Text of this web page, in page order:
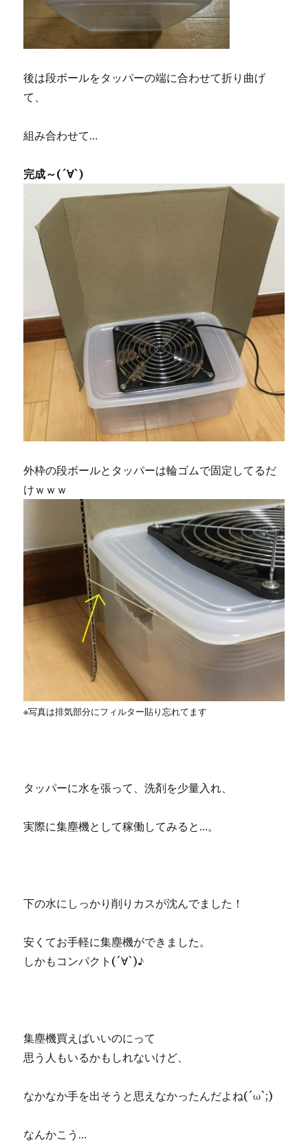
後は段ボールをタッパーの端に合わせて折り曲げ
て、
組み合わせて…
完成～(´∀`)
外枠の段ボールとタッパーは輪ゴムで固定してるだ
けｗｗｗ
※写真は排気部分にフィルター貼り忘れてます
タッパーに水を張って、洗剤を少量入れ、
実際に集塵機として稼働してみると…。
下の水にしっかり削りカスが沈んでました！
安くてお手軽に集塵機ができました。
しかもコンパクト(´∀`)♪
集塵機買えばいいのにって
思う人もいるかもしれないけど、
なかなか手を出そうと思えなかったんだよね(´ω`;)
なんかこう…